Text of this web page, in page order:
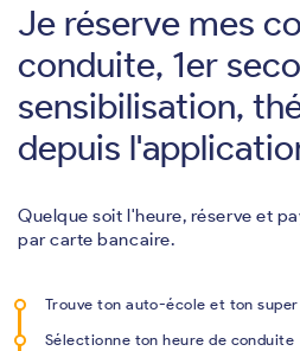
Je réserve mes
conduite, 1er
sensibilisation,
depuis
Quelque soit l'heure, réserve et
par carte bancaire.
Trouve ton auto-école et ton
Sélectionne ton heure de conduite